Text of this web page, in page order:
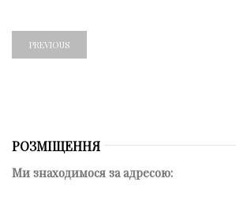
PREVIOUS
РОЗМІЩЕННЯ
Ми знаходимося за адресою: